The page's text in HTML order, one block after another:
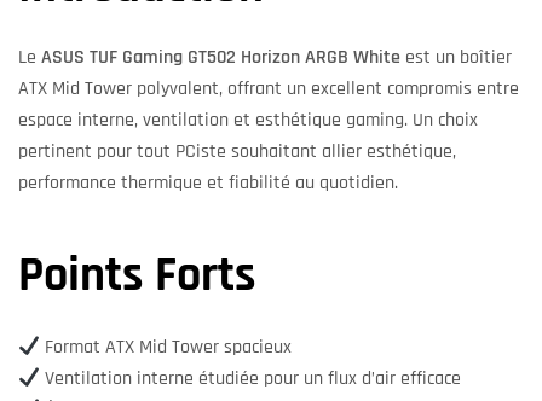
Le ASUS TUF Gaming GT502 Horizon ARGB White est un boîtier
ATX Mid Tower polyvalent, offrant un excellent compromis entre
espace interne, ventilation et esthétique gaming. Un choix
pertinent pour tout PCiste souhaitant allier esthétique,
performance thermique et fiabilité au quotidien.
Points Forts
Format ATX Mid Tower spacieux
Ventilation interne étudiée pour un flux d’air efficace